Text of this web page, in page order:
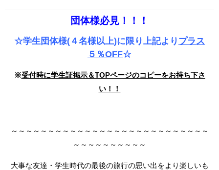
団体様必見！！！
☆学生団体様(４名様以上)に限り上記より プラス
５％OFF☆
※受付時に学生証掲示＆TOPページのコピーをお持ち下さ
い！！
～～～～～～～～～～～～～～～～～～～～～～～～～～～
～～～～～～～～～～
大事な友達・学生時代の最後の旅行の思い出をより楽しいも